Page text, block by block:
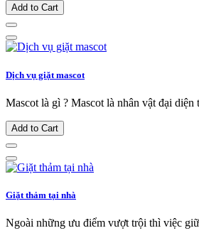
Add to Cart
Dịch vụ giặt mascot
Mascot là gì ? Mascot là nhân vật đại
Add to Cart
Giặt thảm tại nhà
Ngoài những ưu điểm vượt trội thì việc